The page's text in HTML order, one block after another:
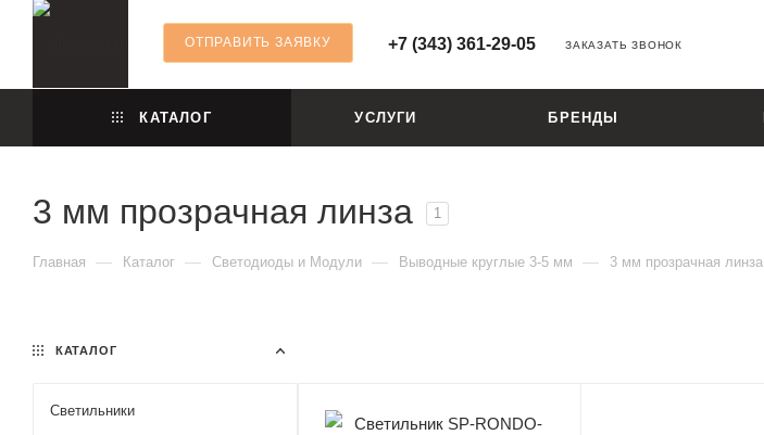
ОТПРАВИТЬ ЗАЯВКУ +7 (343) 361-29-05 ЗАКАЗАТЬ ЗВОНОК
КАТАЛОГ УСЛУГИ БРЕНДЫ
3 мм прозрачная линза 1
Главная — Каталог — Светодиоды и Модули — Выводные круглые 3-5 мм — 3 мм прозрачная линза
КАТАЛОГ
Светильники